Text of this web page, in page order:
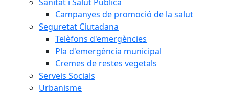
Campanyes de promoció de la salut
Seguretat Ciutadana
Telèfons d'emergències
Pla d'emergència municipal
Cremes de restes vegetals
Serveis Socials
Urbanisme